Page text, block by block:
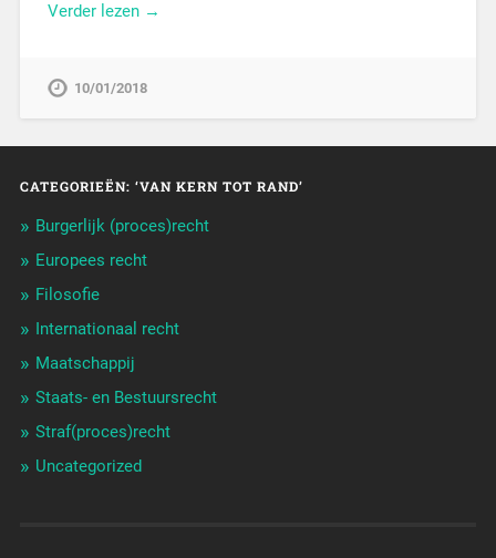
Verder lezen →
10/01/2018
CATEGORIEËN: ‘VAN KERN TOT RAND’
Burgerlijk (proces)recht
Europees recht
Filosofie
Internationaal recht
Maatschappij
Staats- en Bestuursrecht
Straf(proces)recht
Uncategorized